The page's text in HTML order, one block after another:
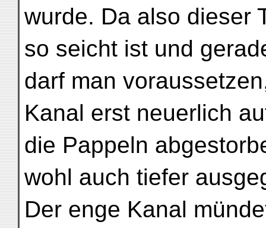
wurde. Da also dieser
so seicht ist und
darf man
Kanal erst neuerlich
die Pappeln
wohl auch tiefer
Der enge Kanal